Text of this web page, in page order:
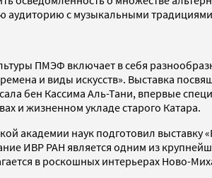
аудиторию с музыкальными
ПМЭФ включает в себя
и виды искусств». Выставка
бен Кассима Аль-Тани, впервые
и жизненном укладе старого Катара.
академии наук подготовил
ИВР РАН является одним из
в роскошных интерьерах Ново-